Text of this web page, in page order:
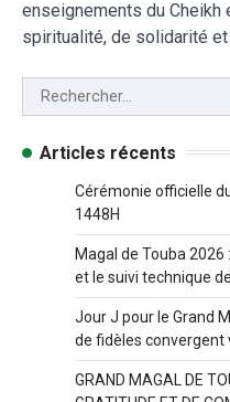
enseignements du Cheikh
spiritualité, de solidarité
Articles récents
Cérémonie officielle
1448H
Magal de Touba 2026
et le suivi technique
Jour J pour le Grand
de fidèles convergent
GRAND MAGAL DE